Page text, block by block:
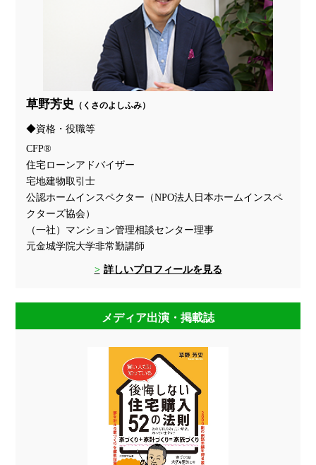
草野芳史 （くさのよしふみ）
資格・役職等
CFP®
住宅ローンアドバイザー
宅地建物取引士
公認ホームインスペクター（NPO法人日本ホームインスペ
クターズ協会）
（一社）マンション管理相談センター理事
元金城学院大学非常勤講師
詳しいプロフィールを見る
メディア出演・掲載誌